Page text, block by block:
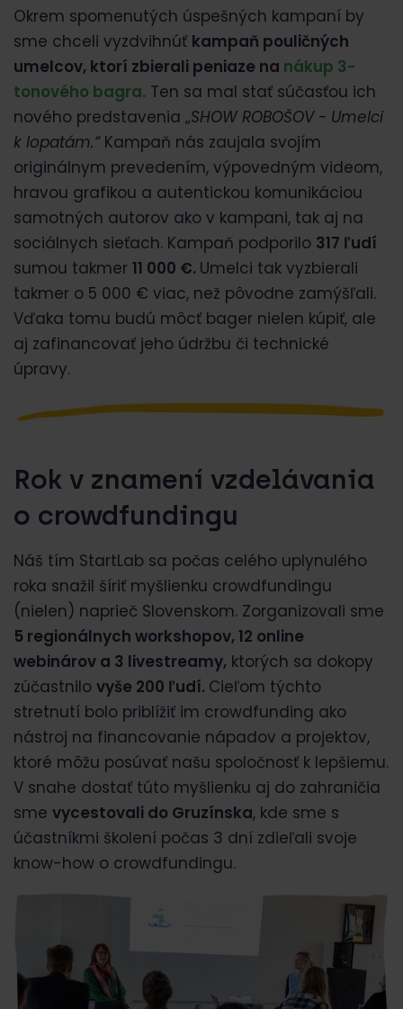
Okrem spomenutých úspešných kampaní by
sme chceli vyzdvihnúť kampaň pouličných
umelcov, ktorí zbierali peniaze na nákup 3-
tonového bagra. Ten sa mal stať súčasťou ich
nového predstavenia „SHOW ROBOŠOV - Umelci
k lopatám.“ Kampaň nás zaujala svojím
originálnym prevedením, výpovedným videom,
hravou grafikou a autentickou komunikáciou
samotných autorov ako v kampani, tak aj na
sociálnych sieťach. Kampaň podporilo 317 ľudí
sumou takmer 11 000 €. Umelci tak vyzbierali
takmer o 5 000 € viac, než pôvodne zamýšľali.
Vďaka tomu budú môcť bager nielen kúpiť, ale
aj zafinancovať jeho údržbu či technické
úpravy.
Rok v znamení vzdelávania
o crowdfundingu
Náš tím StartLab sa počas celého uplynulého
roka snažil šíriť myšlienku crowdfundingu
(nielen) naprieč Slovenskom. Zorganizovali sme
5 regionálnych workshopov, 12 online
webinárov a 3 livestreamy, ktorých sa dokopy
zúčastnilo vyše 200 ľudí. Cieľom týchto
stretnutí bolo priblížiť im crowdfunding ako
nástroj na financovanie nápadov a projektov,
ktoré môžu posúvať našu spoločnosť k lepšiemu.
V snahe dostať túto myšlienku aj do zahraničia
sme vycestovali do Gruzínska, kde sme s
účastníkmi školení počas 3 dní zdieľali svoje
know-how o crowdfundingu.